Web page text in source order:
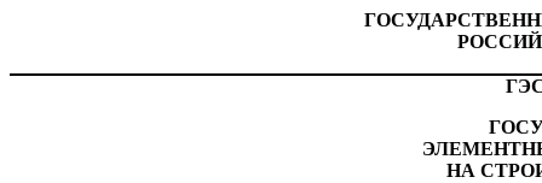
НА